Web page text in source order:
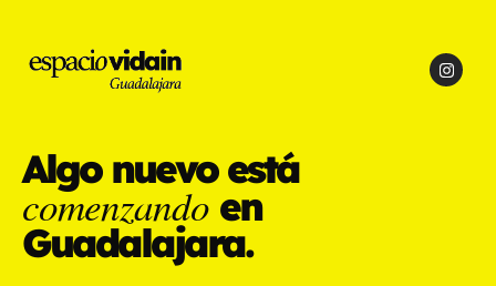
Algo nuevo está
comenzando en
Guadalajara.